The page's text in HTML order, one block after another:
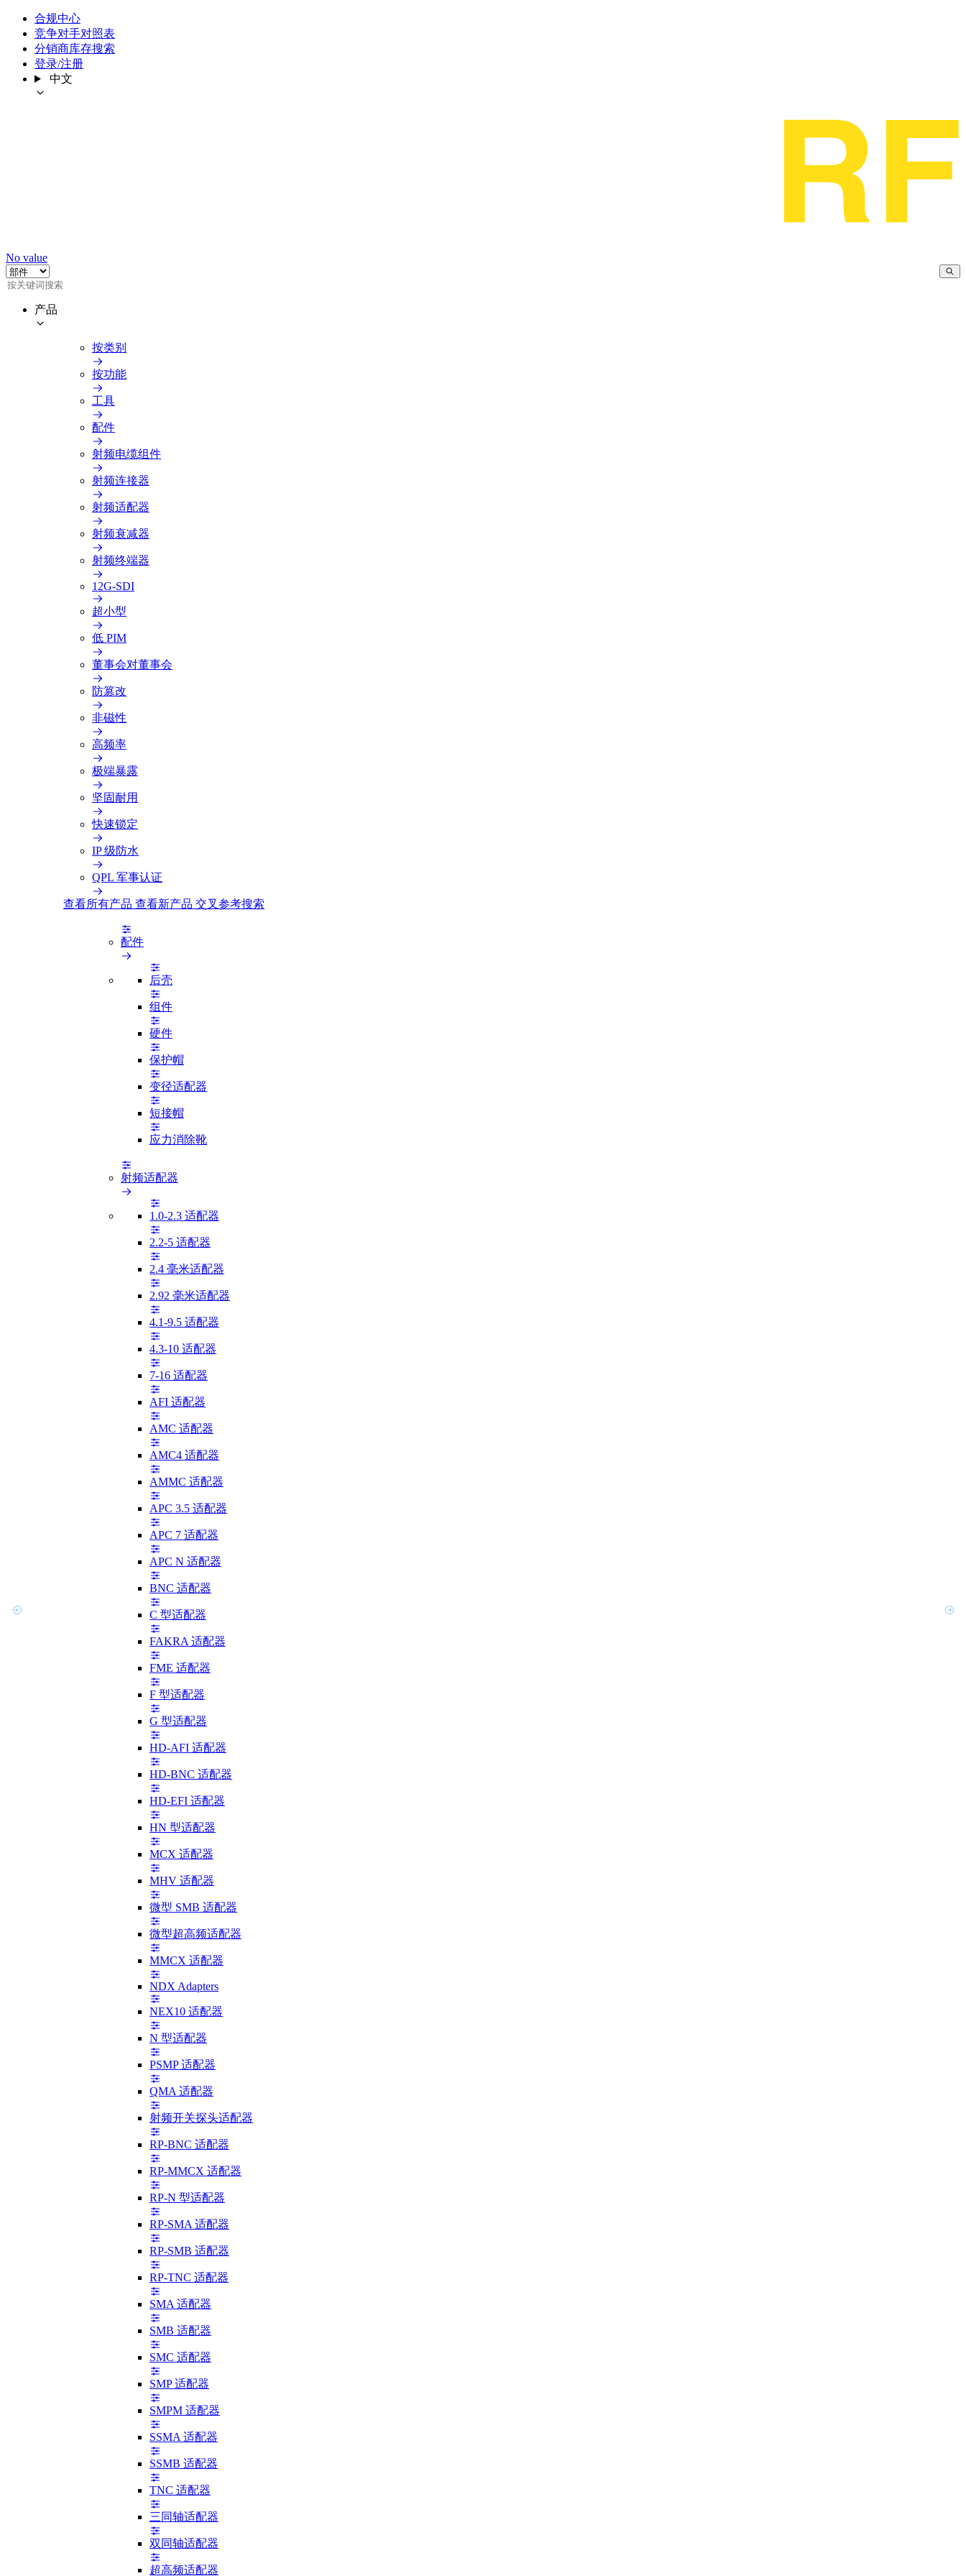
合规中心
竞争对手对照表
分销商库存搜索
登录/注册
中文
No value
产品
按类别
按功能
工具
配件
射频电缆组件
射频连接器
射频适配器
射频衰减器
射频终端器
12G-SDI
超小型
低 PIM
董事会对董事会
防篡改
非磁性
高频率
极端暴露
坚固耐用
快速锁定
IP 级防水
QPL 军事认证
查看所有产品 查看新产品 交叉参考搜索
配件
后壳
组件
硬件
保护帽
变径适配器
短接帽
应力消除靴
射频适配器
1.0-2.3 适配器
2.2-5 适配器
2.4 毫米适配器
2.92 毫米适配器
4.1-9.5 适配器
4.3-10 适配器
7-16 适配器
AFI 适配器
AMC 适配器
AMC4 适配器
AMMC 适配器
APC 3.5 适配器
APC 7 适配器
APC N 适配器
BNC 适配器
C 型适配器
FAKRA 适配器
FME 适配器
F 型适配器
G 型适配器
HD-AFI 适配器
HD-BNC 适配器
HD-EFI 适配器
HN 型适配器
MCX 适配器
MHV 适配器
微型 SMB 适配器
微型超高频适配器
MMCX 适配器
NDX Adapters
NEX10 适配器
N 型适配器
PSMP 适配器
QMA 适配器
射频开关探头适配器
RP-BNC 适配器
RP-MMCX 适配器
RP-N 型适配器
RP-SMA 适配器
RP-SMB 适配器
RP-TNC 适配器
SMA 适配器
SMB 适配器
SMC 适配器
SMP 适配器
SMPM 适配器
SSMA 适配器
SSMB 适配器
TNC 适配器
三同轴适配器
双同轴适配器
超高频适配器